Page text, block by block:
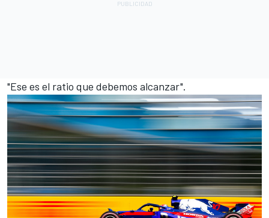
"Ese es el ratio que debemos alcanzar".